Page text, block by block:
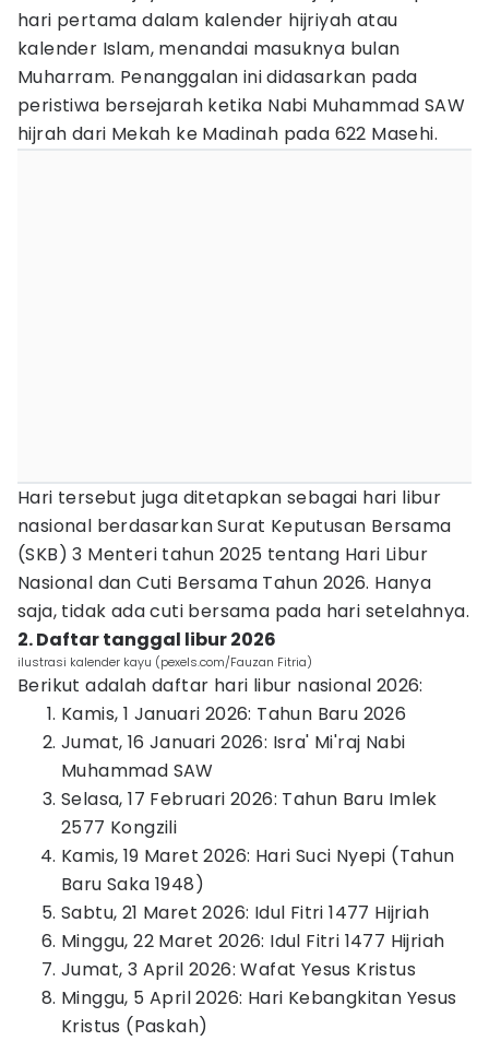
hari pertama dalam kalender hijriyah atau
kalender Islam, menandai masuknya bulan
Muharram. Penanggalan ini didasarkan pada
peristiwa bersejarah ketika Nabi Muhammad SAW
hijrah dari Mekah ke Madinah pada 622 Masehi.
Hari tersebut juga ditetapkan sebagai hari libur
nasional berdasarkan Surat Keputusan Bersama
(SKB) 3 Menteri tahun 2025 tentang Hari Libur
Nasional dan Cuti Bersama Tahun 2026. Hanya
saja, tidak ada cuti bersama pada hari setelahnya.
2. Daftar tanggal libur 2026
ilustrasi kalender kayu (pexels.com/Fauzan Fitria)
Berikut adalah daftar hari libur nasional 2026:
Kamis, 1 Januari 2026: Tahun Baru 2026
Jumat, 16 Januari 2026: Isra' Mi'raj Nabi
Muhammad SAW
Selasa, 17 Februari 2026: Tahun Baru Imlek
2577 Kongzili
Kamis, 19 Maret 2026: Hari Suci Nyepi (Tahun
Baru Saka 1948)
Sabtu, 21 Maret 2026: Idul Fitri 1477 Hijriah
Minggu, 22 Maret 2026: Idul Fitri 1477 Hijriah
Jumat, 3 April 2026: Wafat Yesus Kristus
Minggu, 5 April 2026: Hari Kebangkitan Yesus
Kristus (Paskah)